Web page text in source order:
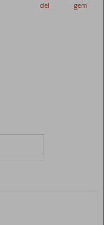
del gem